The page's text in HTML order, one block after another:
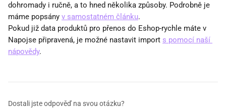
dohromady i ručně, a to hned několika způsoby. Podrobně je
máme popsány v samostatném článku.
Pokud již data produktů pro přenos do Eshop-rychle máte v
Napojse připravená, je možné nastavit import s pomocí naší
nápovědy.
Dostali jste odpověď na svou otázku?